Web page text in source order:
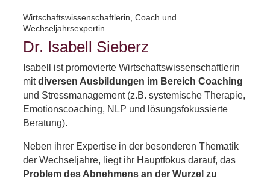
Wirtschaftswissenschaftlerin, Coach und
Wechseljahrsexpertin
Dr. Isabell Sieberz
Isabell ist promovierte Wirtschaftswissenschaftlerin
mitdiversen Ausbildungen im Bereich Coaching
und Stressmanagement (z.B. systemische Therapie,
Emotionscoaching, NLP und lösungsfokussierte
Beratung).
Neben ihrer Expertise in der besonderen Thematik
der Wechseljahre, liegt ihr Hauptfokus darauf, das
Problem des Abnehmens an der Wurzel zu